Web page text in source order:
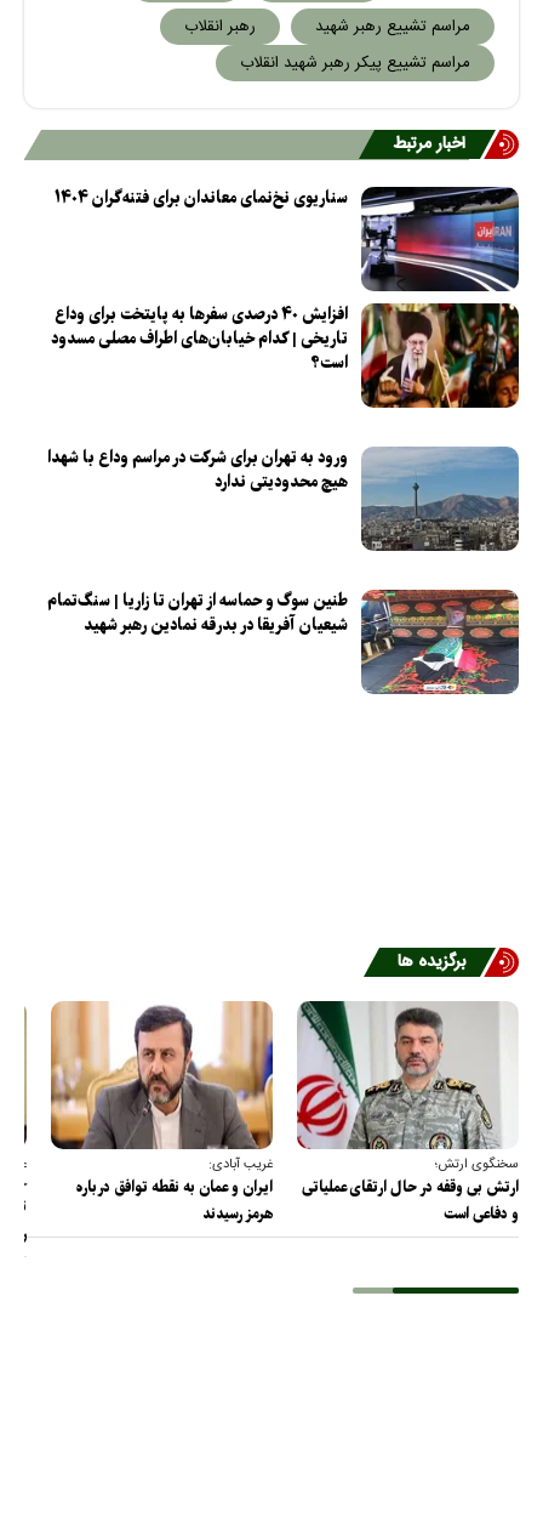
مراسم تشییع رهبر شهید
رهبر انقلاب
مراسم تشییع پیکر رهبر شهید انقلاب
اخبار مرتبط
سناریوی نخ‌نمای معاندان برای فتنه‌گران ۱۴۰۴
افزایش ۴۰ درصدی سفرها به پایتخت برای وداع
تاریخی | کدام خیابان‌های اطراف مصلی مسدود
است؟
ورود به تهران برای شرکت در مراسم وداع با شهدا
هیچ محدودیتی ندارد
طنین سوگ و حماسه از تهران تا زاریا | سنگ‌تمام
شیعیان آفریقا در بدرقه نمادین رهبر شهید
برگزیده ها
سخنگوی ارتش؛
ارتش بی وقفه در حال ارتقای عملیاتی
و دفاعی است
غریب آبادی:
ایران و عمان به نقطه توافق درباره
هرمز رسیدند
عضو
را